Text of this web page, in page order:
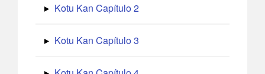
Kotu Kan Capítulo 2
Kotu Kan Capítulo 3